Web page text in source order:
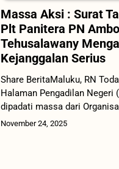
Massa Aksi : Surat
Plt Panitera PN
Tehusalawany
Kejanggalan Serius
Share BeritaMaluku, RN
Halaman Pengadilan Negeri
dipadati massa dari
November 24, 2025